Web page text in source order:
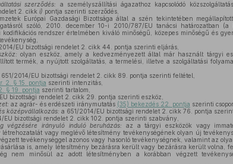
szerződés:
a személyszállítási ágazathoz kapcsolódó
2. cikk i) pontja szerinti szerződés,
Európai Gazdasági Bizottsága által a szén tekintetében
szóló, 2010. december 10-i 2010/787/EU tanácsi határozatban (a
kodifikációs rendszer értelmében kiváló minőségű, közepes minőségű és
EU bizottsági rendelet 2. cikk 44. pontja szerinti eljárás,
olyan eszköz, amely a kedvezményezett által már használt tárgyi
termék, a nyújtott szolgáltatás, a termelési, illetve a szolgáltatási
651/2014/EU bizottsági rendelet 2. cikk 89. pontja szerinti feltétel,
2. § 15. pontja szerinti intenzitás,
§ 19. pontja szerinti tartalom,
bizottsági rendelet 2. cikk 29. pontja szerinti eszköz,
az agrár- és erdészeti iránymutatás (35) bekezdés 22. pontja szerinti
középvállalkozás: a 651/2014/EU bizottsági rendelet 2. cikk 76. pontja
EU bizottsági rendelet 2. cikk 102. pontja szerinti szabvány,
végzésére irányuló induló beruházás:
az a tárgyi eszközök vagy
vagy meglévő létesítmény tevékenységének olyan új
tevékenységgel azonos vagy hasonló tevékenységnek, valamint az
is, amely létesítmény bezárásra került vagy bezárásra került volna,
nem minősül az adott létesítményben a korábban végzett